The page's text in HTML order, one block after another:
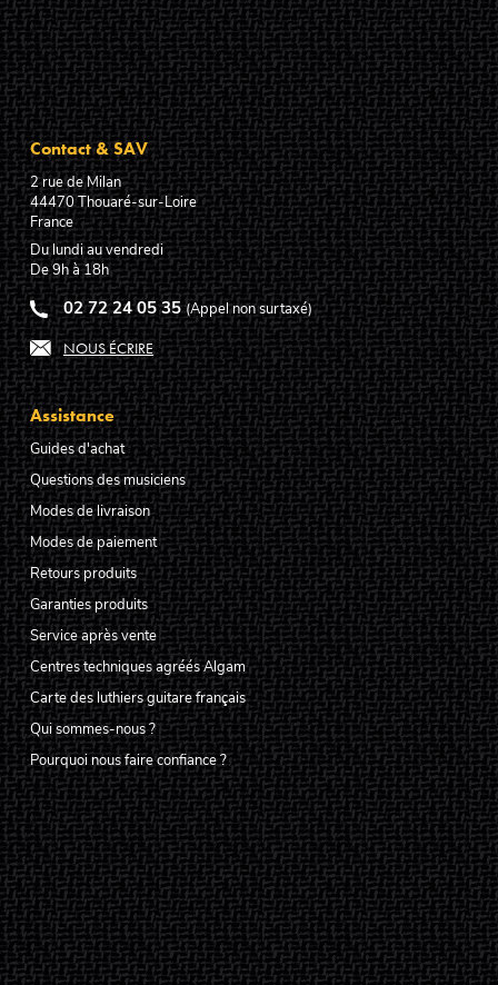
Contact & SAV
2 rue de Milan
44470Thouaré-sur-Loire
France
Du lundi au vendredi
De 9h à 18h
02 72 24 05 35 (Appel non surtaxé)
NOUS ÉCRIRE
Assistance
Guides d'achat
Questions des musiciens
Modes de livraison
Modes de paiement
Retours produits
Garanties produits
Service après vente
Centres techniques agréés Algam
Carte des luthiers guitare français
Qui sommes-nous ?
Pourquoi nous faire confiance ?